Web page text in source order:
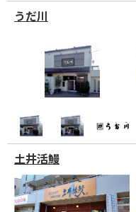
うだ川
土井活鰻